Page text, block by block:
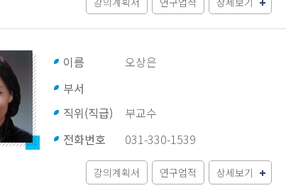
이름
오상은
부서
직위(직급)
부교수
전화번호
031-330-1539
강의계획서 연구업적 상세보기